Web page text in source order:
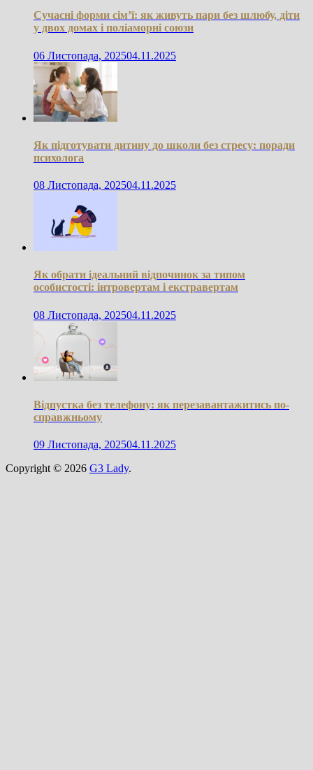
Сучасні форми сім’ї: як живуть пари без шлюбу, діти
у двох домах і поліаморні союзи
06 Листопада, 202504.11.2025
Як підготувати дитину до школи без стресу: поради
психолога
08 Листопада, 202504.11.2025
Як обрати ідеальний відпочинок за типом
особистості: інтровертам і екстравертам
08 Листопада, 202504.11.2025
Відпустка без телефону: як перезавантажитись по-
справжньому
09 Листопада, 202504.11.2025
Copyright © 2026 G3 Lady.